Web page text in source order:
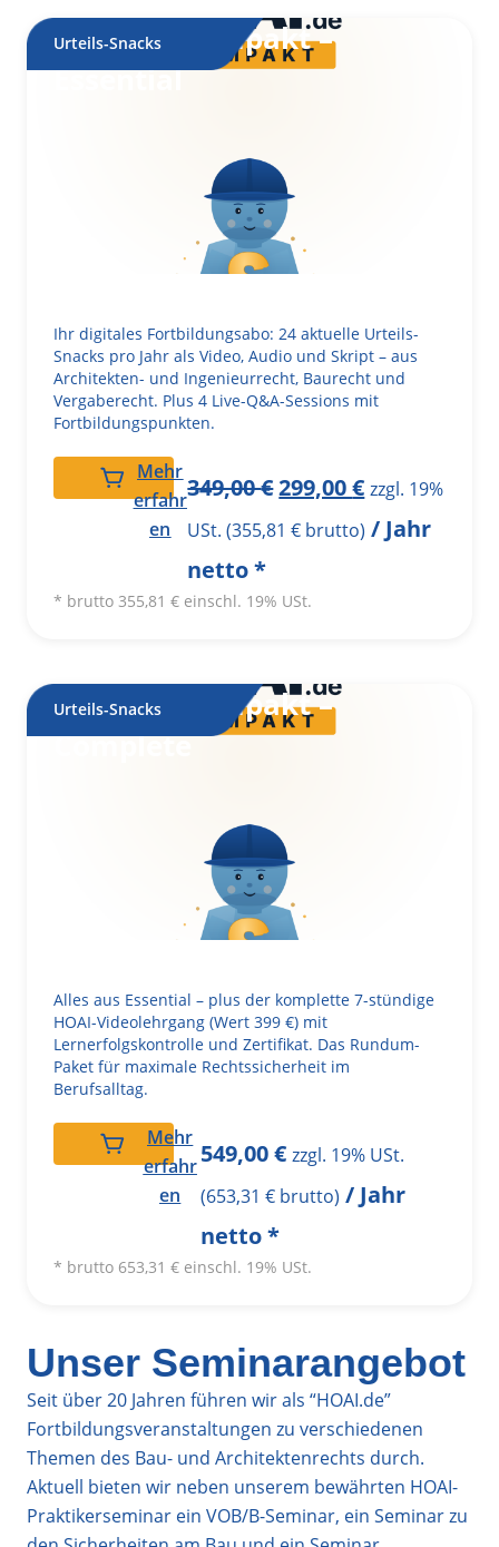
Urteils-Snacks
HOAI.de Kompakt –
Essential
Ihr digitales Fortbildungsabo: 24 aktuelle Urteils-
Snacks pro Jahr als Video, Audio und Skript – aus
Architekten- und Ingenieurrecht, Baurecht und
Vergaberecht. Plus 4 Live-Q&A-Sessions mit
Fortbildungspunkten.
Mehr
erfahr
en
349,00€299,00€ zzgl. 19%
USt. (355,81€ brutto) / Jahr
netto *
* brutto 355,81 € einschl. 19% USt.
Urteils-Snacks
HOAI.de Kompakt –
Complete
Alles aus Essential – plus der komplette 7-stündige
HOAI-Videolehrgang (Wert 399 €) mit
Lernerfolgskontrolle und Zertifikat. Das Rundum-
Paket für maximale Rechtssicherheit im
Berufsalltag.
Mehr
erfahr
en
549,00€ zzgl. 19% USt.
(653,31€ brutto) / Jahr
netto *
* brutto 653,31 € einschl. 19% USt.
Unser Seminarangebot
Seit über 20 Jahren führen wir als “HOAI.de”
Fortbildungsveranstaltungen zu verschiedenen
Themen des Bau- und Architektenrechts durch.
Aktuell bieten wir neben unserem bewährten HOAI-
Praktikerseminar ein VOB/B-Seminar, ein Seminar zu